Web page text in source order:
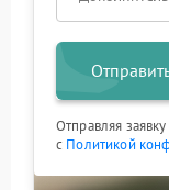
Отправляя
с Политикой